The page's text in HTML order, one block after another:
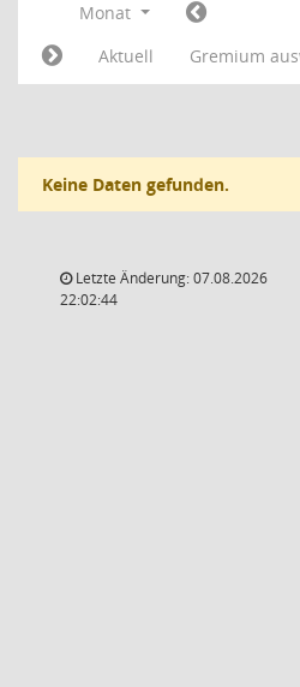
Monat
Aktuell
Gremium
Keine Daten gefunden.
Letzte Änderung: 07.08.2026
22:02:44